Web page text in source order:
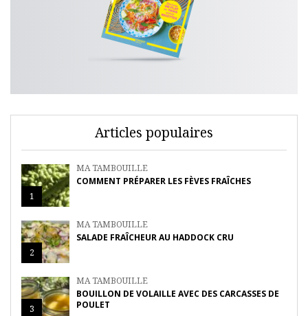
Articles populaires
1
MA TAMBOUILLE
COMMENT PRÉPARER LES FÈVES FRAÎCHES
2
MA TAMBOUILLE
SALADE FRAÎCHEUR AU HADDOCK CRU
3
MA TAMBOUILLE
BOUILLON DE VOLAILLE AVEC DES CARCASSES DE
POULET